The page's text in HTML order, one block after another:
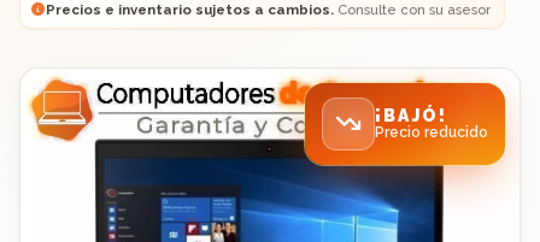
Precios e inventario sujetos a cambios.Consulte con su asesor
¡BAJÓ!
Precio reducido